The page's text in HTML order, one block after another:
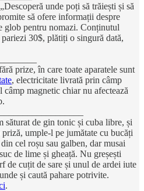
unde poți să trăiești și să
să ofere informații despre
glob pentru nomazi. Conținutul
30$, plătiți o singură dată,
prize, în care toate aparatele sunt
, electricitate livrată prin câmp
câmp magnetic chiar nu afectează
săturat de gin tonic și cuba libre, și
umple-l pe jumătate cu bucăți
cel roșu sau galben, dar musai
de lime și gheață. Nu greșești
de cuțit de sare și unul de ardei iute
și caută pahare potrivite.
.